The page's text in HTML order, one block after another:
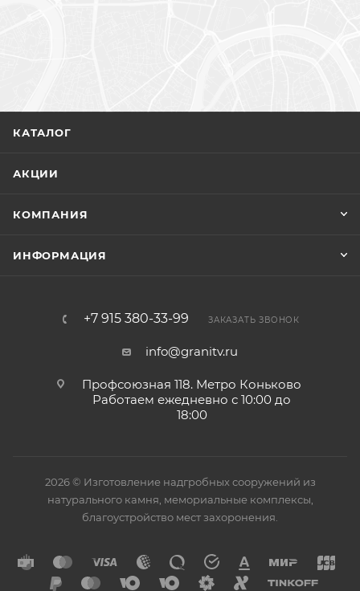
КАТАЛОГ
АКЦИИ
КОМПАНИЯ
ИНФОРМАЦИЯ
+7 915 380-33-99 ЗАКАЗАТЬ ЗВОНОК
info@granitv.ru
Профсоюзная 118. Метро Коньково
Работаем ежедневно с 10:00 до
18:00
2026 © Изготовление надгробных сооружений из
натурального камня, мемориальные комплексы,
благоустройство мест захоронения.